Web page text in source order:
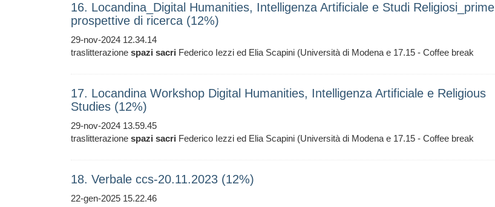
16. Locandina_Digital Humanities, Intelligenza Artificiale e Studi Religiosi_prime
prospettive di ricerca (12%)
29-nov-2024 12.34.14
traslitterazione spazi sacri Federico Iezzi ed Elia Scapini (Università di Modena e 17.15 - Coffee break
17. Locandina Workshop Digital Humanities, Intelligenza Artificiale e Religious
Studies (12%)
29-nov-2024 13.59.45
traslitterazione spazi sacri Federico Iezzi ed Elia Scapini (Università di Modena e 17.15 - Coffee break
18. Verbale ccs-20.11.2023 (12%)
22-gen-2025 15.22.46